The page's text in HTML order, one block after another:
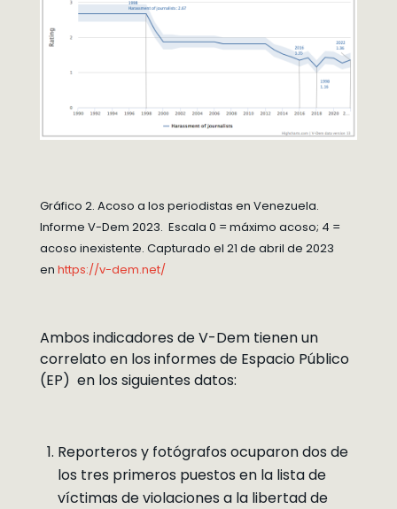
Gráfico 2. Acoso a los periodistas en Venezuela.
Informe V-Dem 2023. Escala 0 = máximo acoso; 4 =
acoso inexistente. Capturado el 21 de abril de 2023
en https://v-dem.net/
Ambos indicadores de V-Dem tienen un
correlato en los informes de Espacio Público
(EP) en los siguientes datos:
Reporteros y fotógrafos ocuparon dos de
los tres primeros puestos en la lista de
víctimas de violaciones a la libertad de